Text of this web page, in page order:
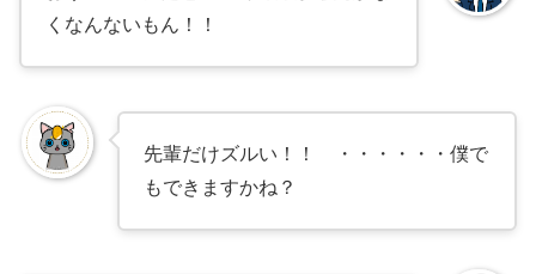
くなんないもん！！
先輩だけズルい！！ ・・・・・・僕で
もできますかね？